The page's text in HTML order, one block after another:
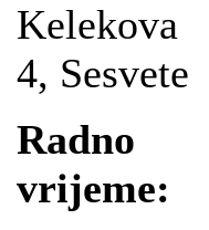
Kelekova
4, Sesvete
Radno
vrijeme: